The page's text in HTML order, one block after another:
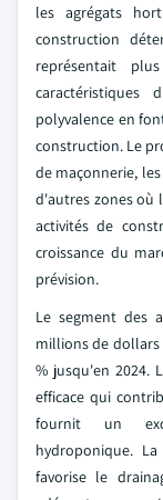
les agrégats
construction
représentait
caractéristiques
polyvalence en
construction. Le
de maçonnerie,
d'autres zones où
activités de
croissance du
prévision.
Le segment des
millions de dollars
% jusqu'en 2024.
efficace qui
fournit un
hydroponique.
favorise le